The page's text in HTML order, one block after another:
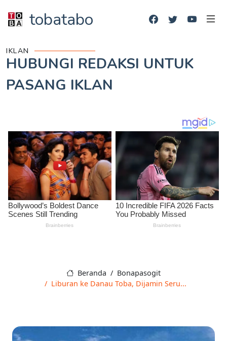
tobatabo
IKLAN
HUBUNGI REDAKSI UNTUK
PASANG IKLAN
Beranda
Bonapasogit
Liburan ke Danau Toba, Dijamin Seru...